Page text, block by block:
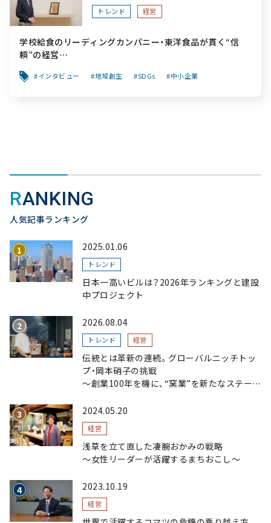
トレンド 経営
学校給食のリーディングカンパニー・東洋食品が貫く“信
頼”の経営
へ繋ぐ挑戦～
インタビュー 地域創生 SDGs 中小企業
RANKING
人気記事ランキング
2025.01.06
トレンド
日本一高いビルは？2026年ランキングと建設
中プロジェクト
2026.08.04
トレンド 経営
伝統とは革新の連続。グローバルニッチトッ
プ・岡本硝子の挑戦
～創業100年を機に、“窯業”を新たなステージ
略～
2024.05.20
経営
浅草を立て直した凄腕おかみの戦略
〜女性リーダーが活躍するまちおこし〜
2023.10.19
経営